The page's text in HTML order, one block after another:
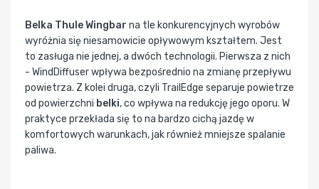
Belka Thule Wingbar na tle konkurencyjnych wyrobów
wyróżnia się niesamowicie opływowym kształtem. Jest
to zasługa nie jednej, a dwóch technologii. Pierwsza z nich
- WindDiffuser wpływa bezpośrednio na zmianę przepływu
powietrza. Z kolei druga, czyli TrailEdge separuje powietrze
od powierzchni belki, co wpływa na redukcję jego oporu. W
praktyce przekłada się to na bardzo cichą jazdę w
komfortowych warunkach, jak również mniejsze spalanie
paliwa.